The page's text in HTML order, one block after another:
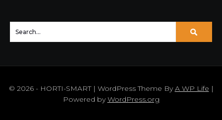
© 2026 - HORTI-SMART | WordPress Theme ByA WP Life |
Powered byWordPress.org